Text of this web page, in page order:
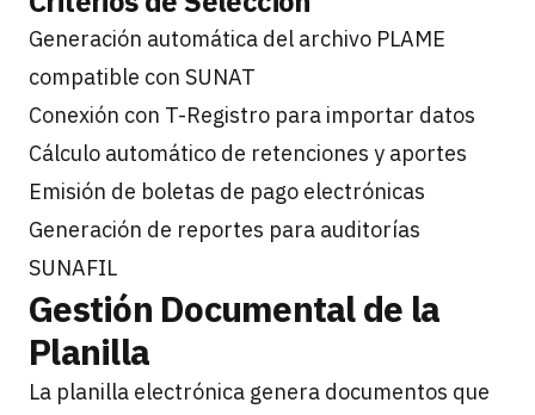
Generación automática del archivo PLAME
compatible con SUNAT
Conexión con T-Registro para importar datos
Cálculo automático de retenciones y aportes
Emisión de boletas de pago electrónicas
Generación de reportes para auditorías
SUNAFIL
Gestión Documental de la
Planilla
La planilla electrónica genera documentos que